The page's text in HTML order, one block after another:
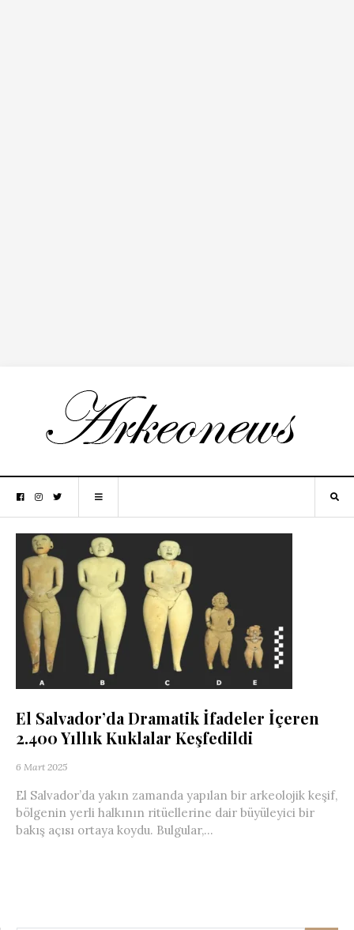
El Salvador’da Dramatik İfadeler İçeren
2.400 Yıllık Kuklalar Keşfedildi
6 Mart 2025
El Salvador’da yakın zamanda yapılan bir arkeolojik keşif,
bölgenin yerli halkının ritüellerine dair büyüleyici bir
bakış açısı ortaya koydu. Bulgular,...